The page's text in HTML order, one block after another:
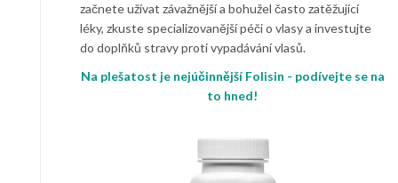
začnete užívat závažnější a bohužel často zatěžující
léky, zkuste specializovanější péči o vlasy a investujte
do doplňků stravy proti vypadávání vlasů.
Na plešatost je nejúčinnější Folisin - podívejte se na
to hned!